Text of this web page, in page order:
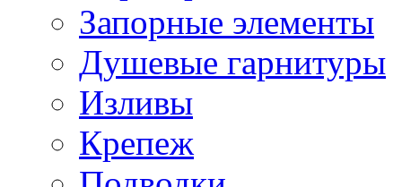
Запорные элементы
Душевые гарнитуры
Изливы
Крепеж